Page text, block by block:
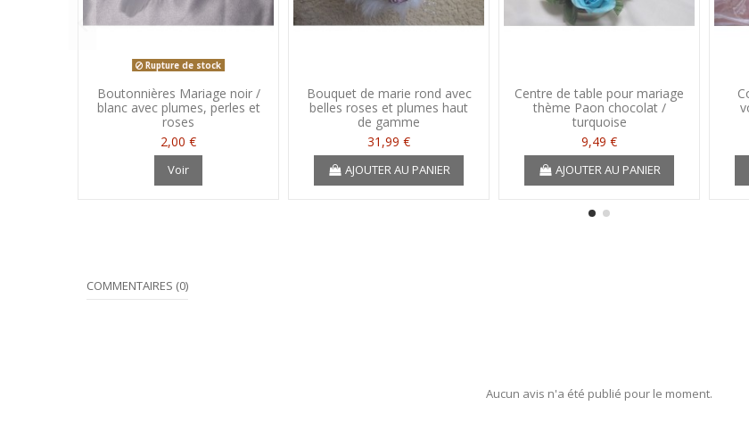
Rupture de stock
Boutonnières Mariage noir /
blanc avec plumes, perles et
roses
2,00 €
Voir
Bouquet de marie rond avec
belles roses et plumes haut
de gamme
31,99 €
AJOUTER AU PANIER
Centre de table pour mariage
thème Paon chocolat /
turquoise
9,49 €
AJOUTER AU PANIER
COMMENTAIRES (0)
Aucun avis n'a été publié pour le moment.